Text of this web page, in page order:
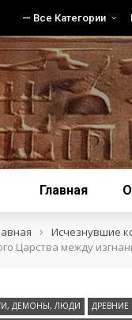
— Все Категории
Главная
› Исчезнувшие
Царства между
ДЕМОНЫ, ЛЮДИ ДРЕВНИЕ